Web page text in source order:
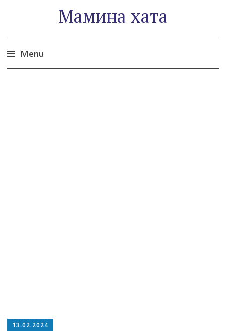
Мамина хата
Menu
13.02.2024